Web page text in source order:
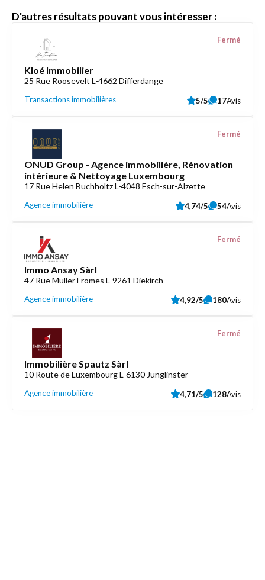
D'autres résultats pouvant vous intéresser :
Kloé Immobilier
25 Rue Roosevelt L-4662 Differdange
Transactions immobilières
Fermé
5/5 17Avis
ONUD Group - Agence immobilière, Rénovation
intérieure & Nettoyage Luxembourg
17 Rue Helen Buchholtz L-4048 Esch-sur-Alzette
Agence immobilière
Fermé
4,74/5 54Avis
Immo Ansay Sàrl
47 Rue Muller Fromes L-9261 Diekirch
Agence immobilière
Fermé
4,92/5 180Avis
Immobilière Spautz Sàrl
10 Route de Luxembourg L-6130 Junglinster
Agence immobilière
Fermé
4,71/5 128Avis